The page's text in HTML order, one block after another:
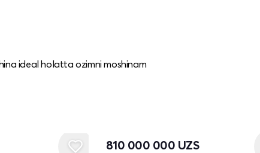
ideal holatta ozimni moshinam
810 000 000 UZS